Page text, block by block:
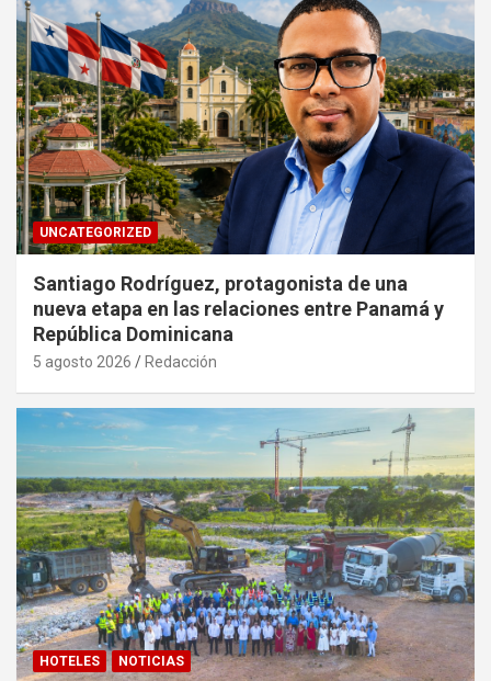
UNCATEGORIZED
Santiago Rodríguez, protagonista de una
nueva etapa en las relaciones entre Panamá y
República Dominicana
5 agosto 2026 Redacción
HOTELES NOTICIAS